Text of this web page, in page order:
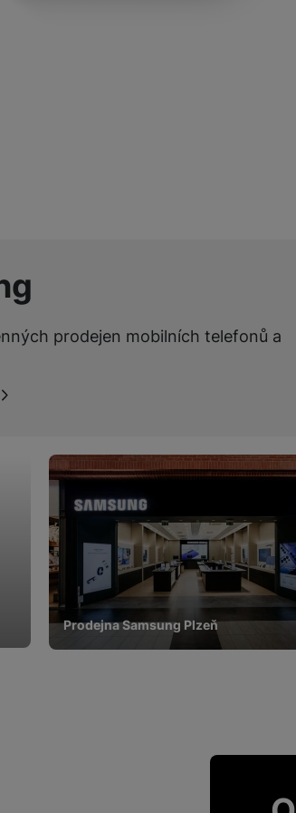
my nebo naši partneři, abychom vám
prodejen mobilních telefonů a
Prodejna Samsung Plzeň